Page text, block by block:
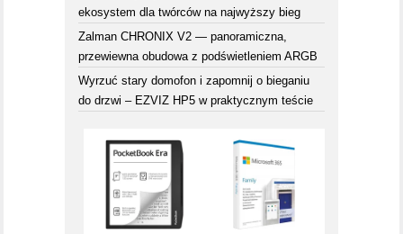
ekosystem dla twórców na najwyższy bieg
Zalman CHRONIX V2 — panoramiczna,
przewiewna obudowa z podświetleniem ARGB
Wyrzuć stary domofon i zapomnij o bieganiu
do drzwi – EZVIZ HP5 w praktycznym teście